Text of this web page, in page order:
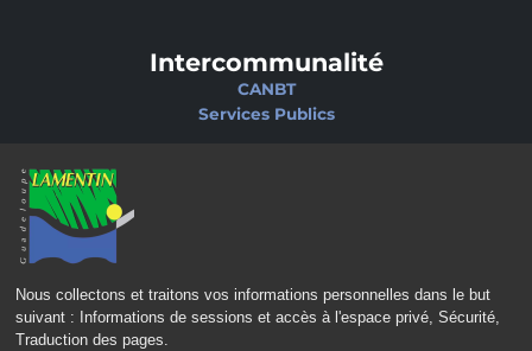
Nous collectons et traitons vos informations personnelles dans le but
suivant :
Informations de sessions et accès à l'espace privé, Sécurité,
Traduction des pages
Intercommunalité
CANBT
Services Publics
Ciné-Théâtre